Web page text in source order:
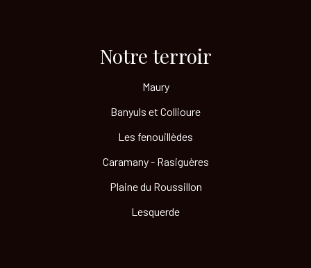
Notre terroir​
Maury
Banyuls et Collioure
Les fenouillèdes
Caramany - Rasiguères
Plaine du Roussillon
Lesquerde